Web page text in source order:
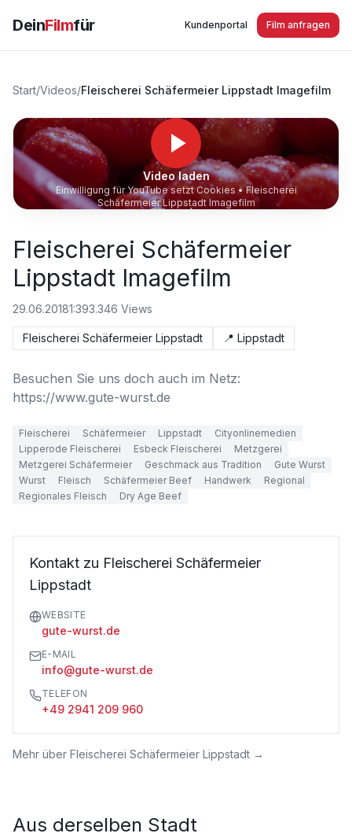
DeinFilmfür Kundenportal Film anfragen
Start/Videos/Fleischerei Schäfermeier Lippstadt Imagefilm
Video laden
Einwilligung für YouTube setzt Cookies •Fleischerei
Schäfermeier Lippstadt Imagefilm
Fleischerei Schäfermeier
Lippstadt Imagefilm
29.06.20181:393.346 Views
Fleischerei Schäfermeier Lippstadt 📍 Lippstadt
Besuchen Sie uns doch auch im Netz:
https://www.gute-wurst.de
Fleischerei Schäfermeier Lippstadt
Cityonlinemedien
Lipperode Fleischerei
Esbeck Fleischerei
Metzgerei
Metzgerei Schäfermeier
Geschmack aus Tradition
Gute Wurst
Wurst
Fleisch Schäfermeier Beef Handwerk
Regional
Regionales Fleisch
Dry Age Beef
Kontakt zu Fleischerei Schäfermeier
Lippstadt
WEBSITE
gute-wurst.de
E-MAIL
info@gute-wurst.de
TELEFON
+49 2941 209 960
Mehr über Fleischerei Schäfermeier Lippstadt →
Aus derselben Stadt